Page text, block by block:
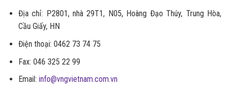
Địa chỉ: P2801, nhà 29T1, N05, Hoàng Đạo Thúy, Trung Hòa,
Cầu Giấy, HN
Điện thoại: 0462 73 74 75
Fax: 046 325 22 99
Email: info@vngvietnam.com.vn